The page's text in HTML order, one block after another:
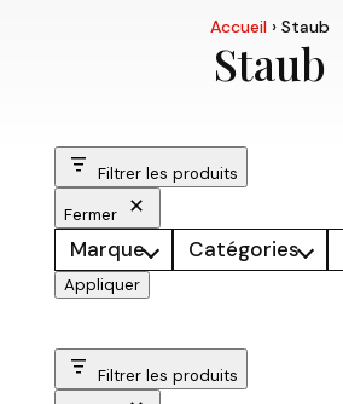
Accueil ›Staub
Staub
Filtrer les produits
Fermer
Marque Catégories
Appliquer
Filtrer les produits